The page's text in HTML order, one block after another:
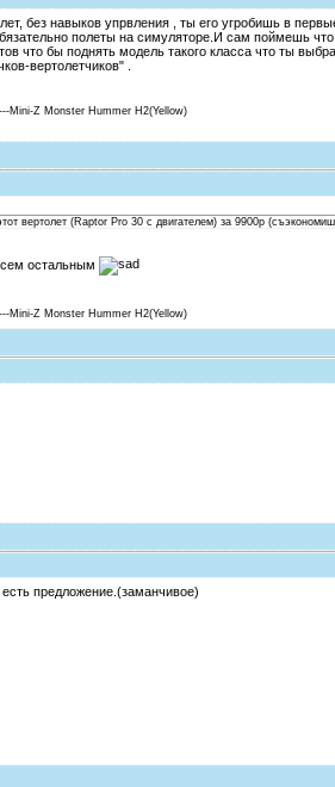
без навыков упрвления , ты его угробишь в
полеты на симуляторе.И сам поймешь
что бы поднять модель такого класса что ты
вертолетчиков" .
Mini-Z Monster Hummer H2(Yellow)
вертолет (Raptor Pro 30 с двигателем) за 9900р
остальным
Mini-Z Monster Hummer H2(Yellow)
есть предложение.(заманчивое)